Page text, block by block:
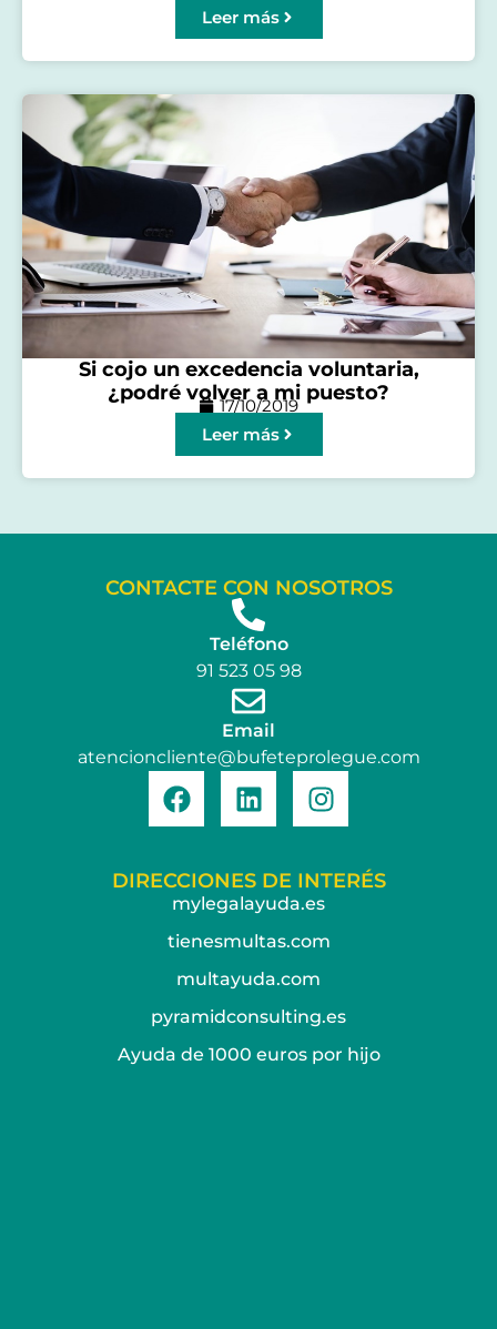
Leer más
Si cojo un excedencia voluntaria,
¿podré volver a mi puesto?
17/10/2019
Leer más
CONTACTE CON NOSOTROS
Teléfono
91 523 05 98
Email
atencioncliente@bufeteprolegue.com
DIRECCIONES DE INTERÉS
mylegalayuda.es
tienesmultas.com
multayuda.com
pyramidconsulting.es
Ayuda de 1000 euros por hijo